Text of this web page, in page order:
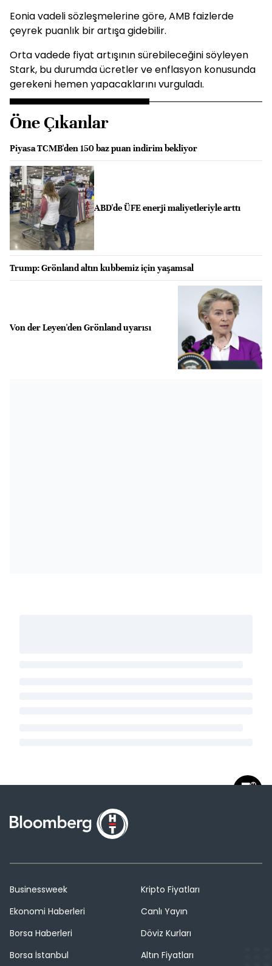
Eonia vadeli sözleşmelerine göre, AMB faizlerde
çeyrek puanlık bir artışa gidebilir.
Orta vadede fiyat artışının sürebileceğini söyleyen
Stark, bu durumda ücretler ve enflasyon konusunda
gerekeni hemen yapacaklarını vurguladı.
Öne Çıkanlar
Piyasa TCMB'den 150 baz puan indirim bekliyor
ABD'de ÜFE enerji maliyetleriyle arttı
Trump: Grönland altın kubbemiz için yaşamsal
Von der Leyen'den Grönland uyarısı
Businessweek
Ekonomi Haberleri
Borsa Haberleri
Borsa İstanbul
Kripto Fiyatları
Canlı Yayın
Döviz Kurları
Altın Fiyatları